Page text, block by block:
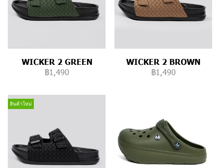
WICKER 2 GREEN
฿1,490
WICKER 2 BROWN
฿1,490
สินค้าใหม่